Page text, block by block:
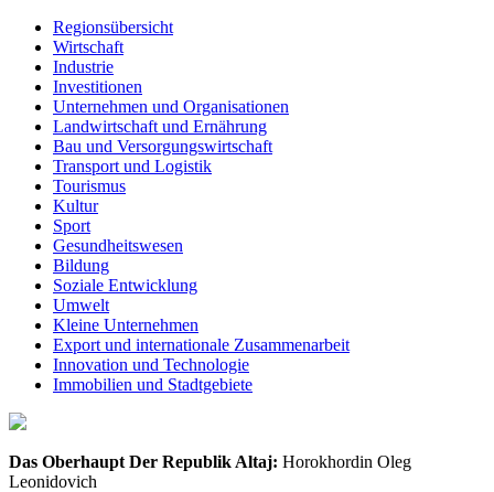
Regionsübersicht
Wirtschaft
Industrie
Investitionen
Unternehmen und Organisationen
Landwirtschaft und Ernährung
Bau und Versorgungswirtschaft
Transport und Logistik
Tourismus
Kultur
Sport
Gesundheitswesen
Bildung
Soziale Entwicklung
Umwelt
Kleine Unternehmen
Export und internationale Zusammenarbeit
Innovation und Technologie
Immobilien und Stadtgebiete
Das Oberhaupt Der Republik Altaj: Horokhordin Oleg
Leonidovich